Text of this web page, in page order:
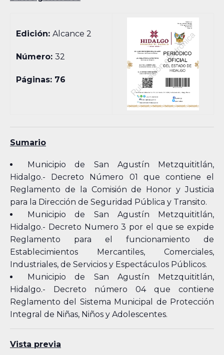
Edición:Alcance 2
Número:32
Páginas: 76
Sumario
Municipio de San Agustín Metzquititlán,
Hidalgo.- Decreto Número 01 que contiene el
Reglamento de la Comisión de Honor y Justicia
para la Dirección de Seguridad Pública y Transito.
Municipio de San Agustín Metzquititlán,
Hidalgo.- Decreto Numero 3 por el que se expide
Reglamento para el funcionamiento de
Establecimientos Mercantiles, Comerciales,
Industriales, de Servicios y Espectáculos Públicos.
Municipio de San Agustín Metzquititlán,
Hidalgo.- Decreto número 04 que contiene
Reglamento del Sistema Municipal de Protección
Integral de Niñas, Niños y Adolescentes.
Vista previa